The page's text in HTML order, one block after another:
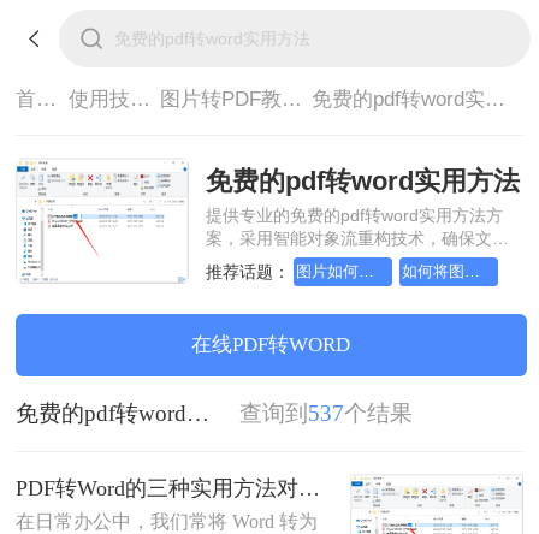
首页> 使用技巧> 图片转PDF教程> 免费的pdf转word实用方法
免费的pdf转word实用方法
提供专业的免费的pdf转word实用方法方
案，采用智能对象流重构技术，确保文档
1:1高保真还原且排版不乱码。支持一键批
量处理，全链路 SSL 加密保障隐私安全。
无需安装，高效办公。
推荐话题： 图片如何转成pdf文档，实用方法不要错过 如何将图片转成pdf文档，实用的方法来了
在线PDF转WORD
免费的pdf转word实用方法 查询到 537个结果
PDF转Word的三种实用方法对比：可编辑、保格式、避风险！
在日常办公中，我们常将 Word 转为